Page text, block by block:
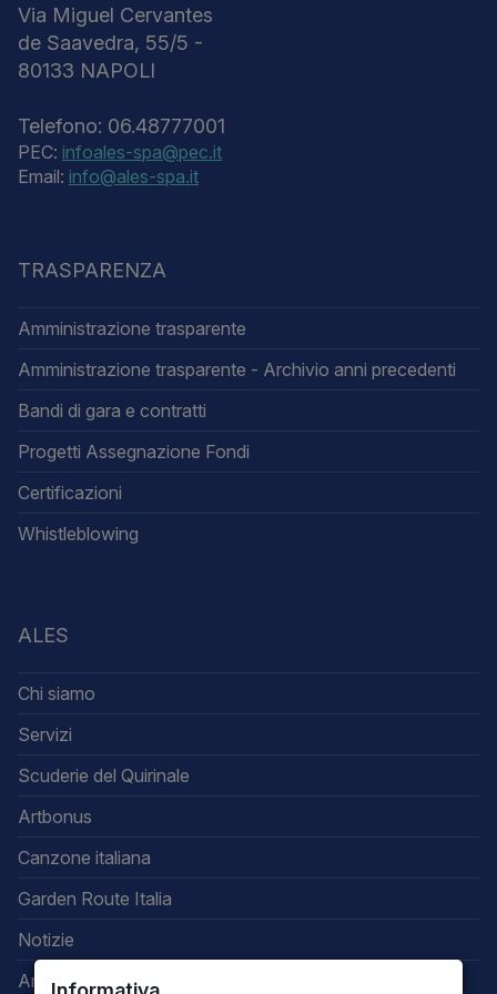
Via Miguel Cervantes
de Saavedra, 55/5 -
80133 NAPOLI
Telefono: 06.48777001
PEC: infoales-spa@pec.it
Email: info@ales-spa.it
TRASPARENZA
Amministrazione trasparente
Amministrazione trasparente - Archivio anni precedenti
Bandi di gara e contratti
Progetti Assegnazione Fondi
Certificazioni
Whistleblowing
ALES
Chi siamo
Servizi
Scuderie del Quirinale
Artbonus
Canzone italiana
Garden Route Italia
Notizie
Area riservata